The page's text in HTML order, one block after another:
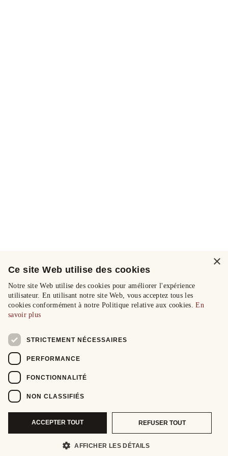
×
Ce site Web utilise des cookies
Notre site Web utilise des cookies pour améliorer l'expérience
utilisateur. En utilisant notre site Web, vous acceptez tous les
cookies conformément à notre Politique relative aux cookies.En
savoir plus
STRICTEMENT NÉCESSAIRES
PERFORMANCE
FONCTIONNALITÉ
NON CLASSIFIÉS
ACCEPTER TOUT REFUSER TOUT
AFFICHER LES DÉTAILS